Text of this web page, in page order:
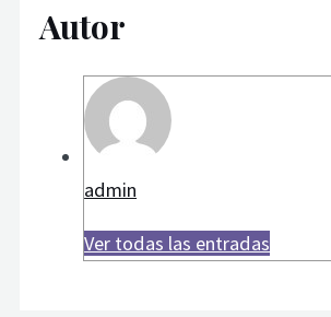
Autor
admin
Ver todas las entradas